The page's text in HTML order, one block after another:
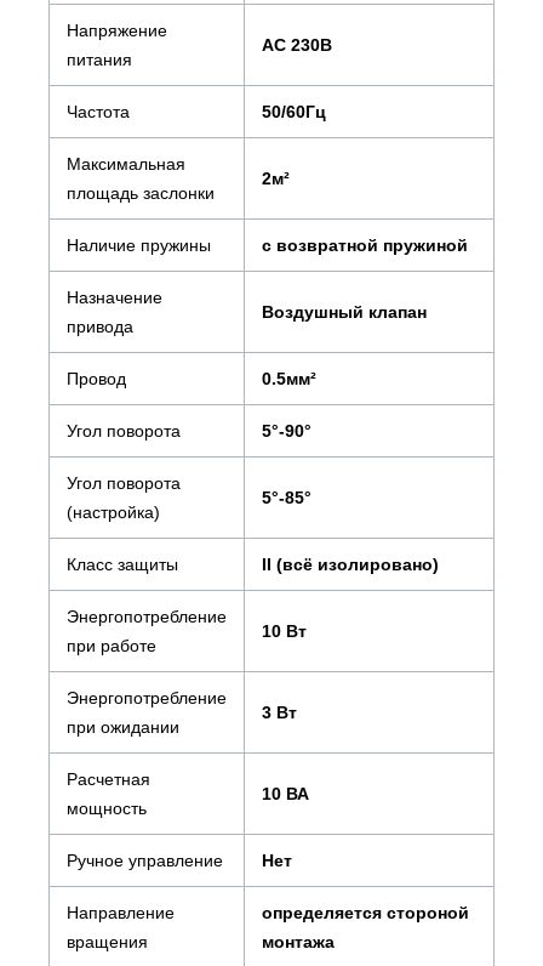
Напряжение
питания
AC 230В
Частота 50/60Гц
Максимальная
площадь заслонки
2м²
Наличие пружины с возвратной пружиной
Назначение
привода
Воздушный клапан
Провод 0.5мм²
Угол поворота 5°-90°
Угол поворота
(настройка)
5°-85°
Класс защиты II (всё изолировано)
Энергопотребление
при работе
10 Вт
Энергопотребление
при ожидании
3 Вт
Расчетная
мощность
10 ВА
Ручное управление Нет
Направление
вращения
определяется стороной
монтажа